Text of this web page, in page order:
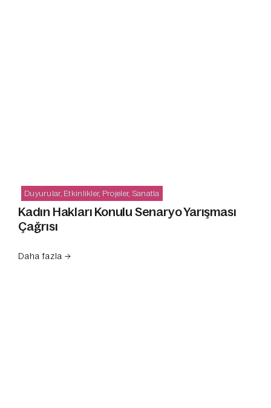
Duyurular, Etkinlikler, Projeler, Sanatla
Kadın Hakları Konulu Senaryo Yarışması
Çağrısı
Daha fazla →